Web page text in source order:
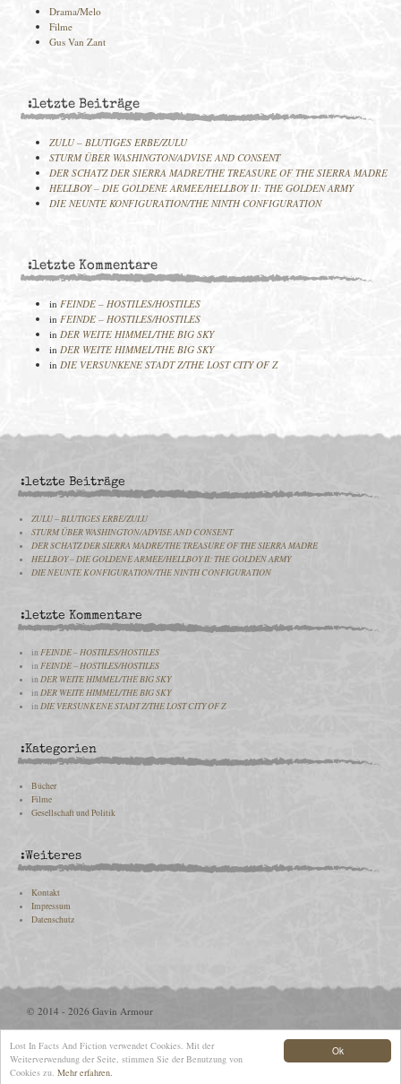
Ok
Lost In Facts And Fiction verwendet Cookies. Mit der
Weiterverwendung der Seite, stimmen Sie der Benutzung von
Cookies zu. Mehr erfahren.
Drama/Melo
Filme
Gus Van Zant
:letzte Beiträge
ZULU – BLUTIGES ERBE/ZULU
STURM ÜBER WASHINGTON/ADVISE AND CONSENT
DER SCHATZ DER SIERRA MADRE/THE TREASURE OF THE SIERRA MADRE
HELLBOY – DIE GOLDENE ARMEE/HELLBOY II: THE GOLDEN ARMY
DIE NEUNTE KONFIGURATION/THE NINTH CONFIGURATION
:letzte Kommentare
in FEINDE – HOSTILES/HOSTILES
in FEINDE – HOSTILES/HOSTILES
in DER WEITE HIMMEL/THE BIG SKY
in DER WEITE HIMMEL/THE BIG SKY
in DIE VERSUNKENE STADT Z/THE LOST CITY OF Z
:letzte Beiträge
ZULU – BLUTIGES ERBE/ZULU
STURM ÜBER WASHINGTON/ADVISE AND CONSENT
DER SCHATZ DER SIERRA MADRE/THE TREASURE OF THE SIERRA MADRE
HELLBOY – DIE GOLDENE ARMEE/HELLBOY II: THE GOLDEN ARMY
DIE NEUNTE KONFIGURATION/THE NINTH CONFIGURATION
:letzte Kommentare
inFEINDE – HOSTILES/HOSTILES
inFEINDE – HOSTILES/HOSTILES
inDER WEITE HIMMEL/THE BIG SKY
inDER WEITE HIMMEL/THE BIG SKY
inDIE VERSUNKENE STADT Z/THE LOST CITY OF Z
:Kategorien
Bücher
Filme
Gesellschaft und Politik
:Weiteres
Kontakt
Impressum
Datenschutz
© 2014 - 2026 Gavin Armour